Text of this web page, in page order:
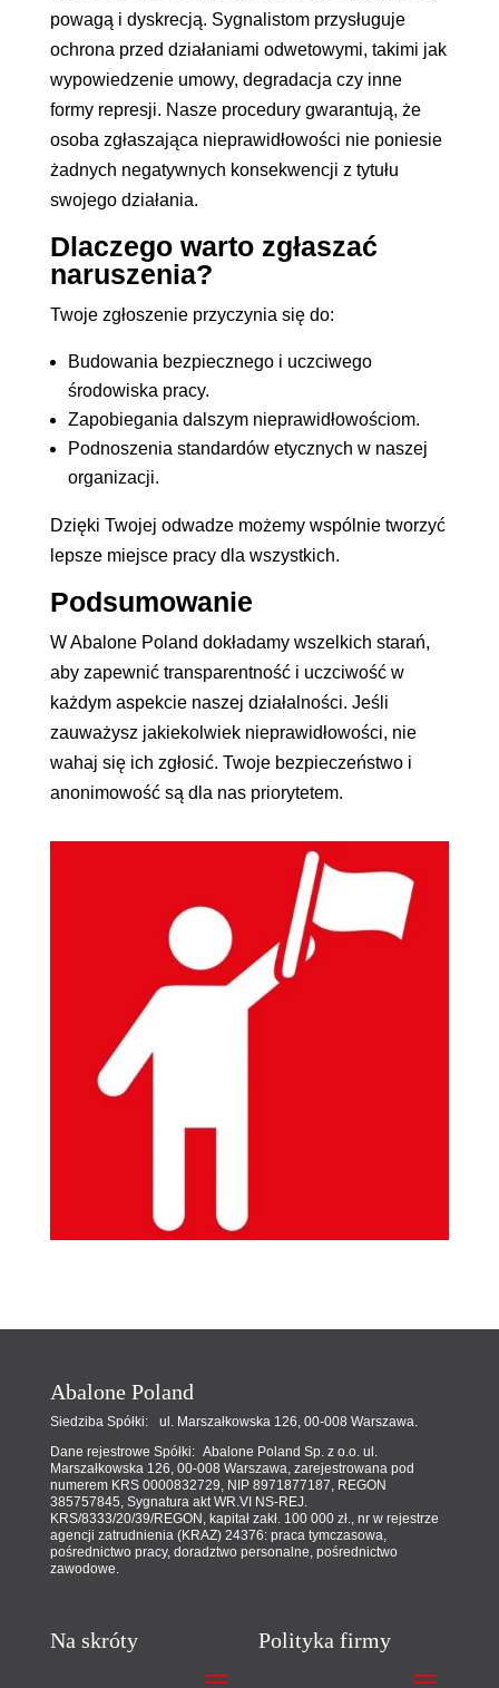
powagą i dyskrecją. Sygnalistom przysługuje
ochrona przed działaniami odwetowymi, takimi jak
wypowiedzenie umowy, degradacja czy inne
formy represji. Nasze procedury gwarantują, że
osoba zgłaszająca nieprawidłowości nie poniesie
żadnych negatywnych konsekwencji z tytułu
swojego działania.
Dlaczego warto zgłaszać
naruszenia?
Twoje zgłoszenie przyczynia się do:
Budowania bezpiecznego i uczciwego
środowiska pracy.
Zapobiegania dalszym nieprawidłowościom.
Podnoszenia standardów etycznych w naszej
organizacji.
Dzięki Twojej odwadze możemy wspólnie tworzyć
lepsze miejsce pracy dla wszystkich.
Podsumowanie
W Abalone Poland dokładamy wszelkich starań,
aby zapewnić transparentność i uczciwość w
każdym aspekcie naszej działalności. Jeśli
zauważysz jakiekolwiek nieprawidłowości, nie
wahaj się ich zgłosić. Twoje bezpieczeństwo i
anonimowość są dla nas priorytetem.
Abalone Poland
Siedziba Spółki: ul. Marszałkowska 126, 00-008 Warszawa.
Dane rejestrowe Spółki: Abalone Poland Sp. z o.o. ul.
Marszałkowska 126, 00-008 Warszawa, zarejestrowana pod
numerem KRS 0000832729, NIP 8971877187, REGON
385757845, Sygnatura akt WR.VI NS-REJ.
KRS/8333/20/39/REGON, kapitał zakł. 100 000 zł., nr w rejestrze
agencji zatrudnienia (KRAZ) 24376: praca tymczasowa,
pośrednictwo pracy, doradztwo personalne, pośrednictwo
zawodowe.
Na skróty Polityka firmy